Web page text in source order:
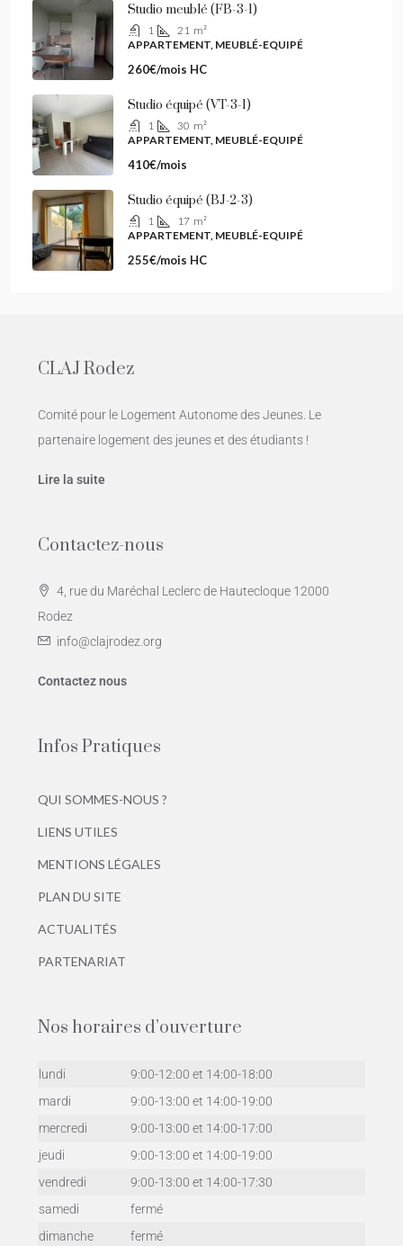
Studio meublé (FB-3-1)
1 21 m²
APPARTEMENT, MEUBLÉ-EQUIPÉ
260€/mois HC
Studio équipé (VT-3-1)
1 30 m²
APPARTEMENT, MEUBLÉ-EQUIPÉ
410€/mois
Studio équipé (BJ-2-3)
1 17 m²
APPARTEMENT, MEUBLÉ-EQUIPÉ
255€/mois HC
CLAJ Rodez
Comité pour le Logement Autonome des Jeunes. Le
partenaire logement des jeunes et des étudiants !
Lire la suite
Contactez-nous
4, rue du Maréchal Leclerc de Hautecloque 12000
Rodez
info@clajrodez.org
Contactez nous
Infos Pratiques
QUI SOMMES-NOUS ?
LIENS UTILES
MENTIONS LÉGALES
PLAN DU SITE
ACTUALITÉS
PARTENARIAT
Nos horaires d’ouverture
lundi
9:00-12:00 et 14:00-18:00
mardi
9:00-13:00 et 14:00-19:00
mercredi
9:00-13:00 et 14:00-17:00
jeudi
9:00-13:00 et 14:00-19:00
vendredi
9:00-13:00 et 14:00-17:30
samedi
fermé
dimanche
fermé